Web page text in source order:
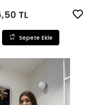
TL
Sepete Ekle